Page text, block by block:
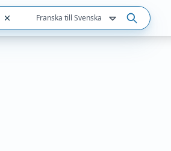
Franska till Svenska